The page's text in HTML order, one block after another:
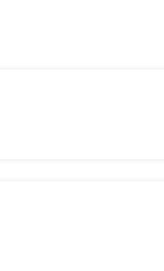
senza complicazioni.
del mercato.
piattaforme e dApp.